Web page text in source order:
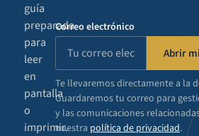
guía
preparada
para
leer
en
pantalla
o
imprimir.
Correo electrónico
Abrir
Te llevaremos directamente a la
Guardaremos tu correo para
y las comunicaciones
nuestra política de privacidad.